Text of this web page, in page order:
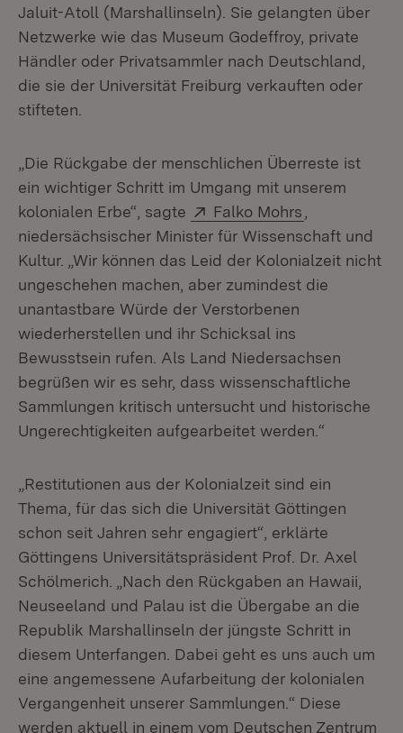
Jaluit-Atoll (Marshallinseln). Sie gelangten über
Netzwerke wie das Museum Godeffroy, private
Händler oder Privatsammler nach Deutschland,
die sie der Universität Freiburg verkauften oder
stifteten.
„Die Rückgabe der menschlichen Überreste ist
ein wichtiger Schritt im Umgang mit unserem
kolonialen Erbe“, sagte
Extern:
Falko Mohrs
niedersächsischer Minister für Wissenschaft und
Kultur. „Wir können das Leid der Kolonialzeit nicht
ungeschehen machen, aber zumindest die
unantastbare Würde der Verstorbenen
wiederherstellen und ihr Schicksal ins
Bewusstsein rufen. Als Land Niedersachsen
begrüßen wir es sehr, dass wissenschaftliche
Sammlungen kritisch untersucht und historische
Ungerechtigkeiten aufgearbeitet werden.“
„Restitutionen aus der Kolonialzeit sind ein
Thema, für das sich die Universität Göttingen
schon seit Jahren sehr engagiert“, erklärte
Göttingens Universitätspräsident Prof. Dr. Axel
Schölmerich. „Nach den Rückgaben an Hawaii,
Neuseeland und Palau ist die Übergabe an die
Republik Marshallinseln der jüngste Schritt in
diesem Unterfangen. Dabei geht es uns auch um
eine angemessene Aufarbeitung der kolonialen
Vergangenheit unserer Sammlungen.“ Diese
werden aktuell in einem vom Deutschen Zentrum